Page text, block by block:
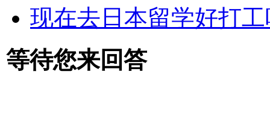
现在去日本留学好打
等待您来回答